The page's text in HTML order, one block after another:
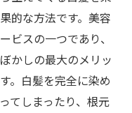
的な方法です。美容
ビスの一つであり、
かしの最大のメリッ
。白髪を完全に染め
てしまったり、根元